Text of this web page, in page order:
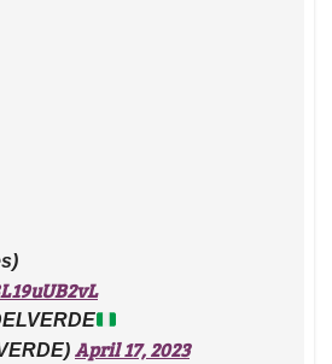
April 17, 2023